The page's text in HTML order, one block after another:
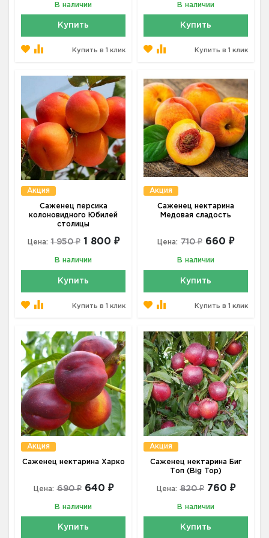
В наличии
Купить
Купить в 1 клик
В наличии
Купить
Купить в 1 клик
Акция
Саженец персика
колоновидного Юбилей
столицы
Цена: 1 950 ₽ 1 800 ₽
В наличии
Купить
Купить в 1 клик
Акция
Саженец нектарина
Медовая сладость
Цена: 710 ₽ 660 ₽
В наличии
Купить
Купить в 1 клик
Акция
Саженец нектарина Харко
Цена: 690 ₽ 640 ₽
В наличии
Купить
Акция
Саженец нектарина Биг
Топ (Big Top)
Цена: 820 ₽ 760 ₽
В наличии
Купить